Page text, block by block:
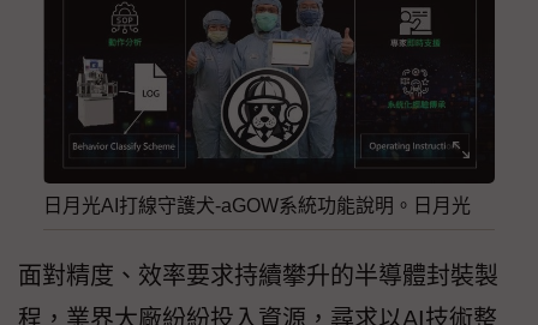
日月光AI打線守護犬-aGOW系統功能說明。日月光
面對精度、效率要求持續攀升的半導體封裝製
程，業界大廠紛紛投入資源，尋求以AI技術整